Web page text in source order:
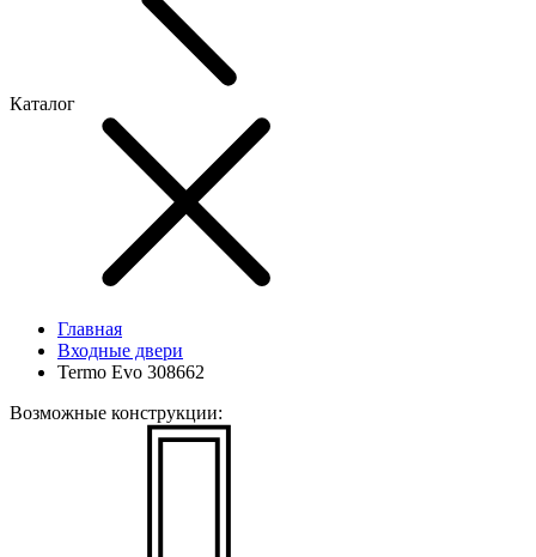
Каталог
Главная
Входные двери
Termo Evo 308662
Возможные конструкции: